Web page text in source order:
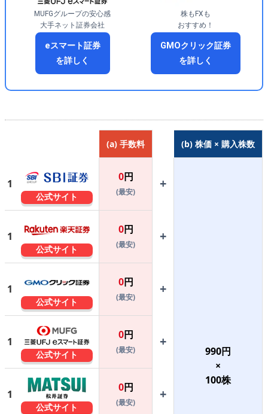
MUFGグループの安心感
大手ネット証券会社
eスマート証券
を詳しく
株もFXも
おすすめ！
GMOクリック証券
を詳しく
(a) 手数料 (b) 株価 × 購入株数
1
公式サイト
0円
(最安)
+
990円
×
100株
1
公式サイト
0円
(最安)
+
1
公式サイト
0円
(最安)
+
1
公式サイト
0円
(最安)
+
1
公式サイト
0円
(最安)
+